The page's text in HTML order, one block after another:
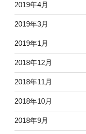
2019年4月
2019年3月
2019年1月
2018年12月
2018年11月
2018年10月
2018年9月